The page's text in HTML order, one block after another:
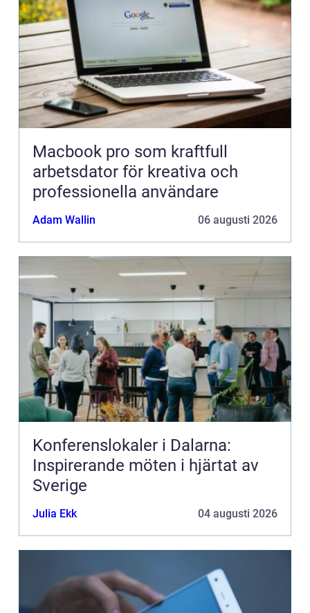
Macbook pro som kraftfull
arbetsdator för kreativa och
professionella användare
Adam Wallin 06 augusti 2026
Konferenslokaler i Dalarna:
Inspirerande möten i hjärtat av
Sverige
Julia Ekk 04 augusti 2026